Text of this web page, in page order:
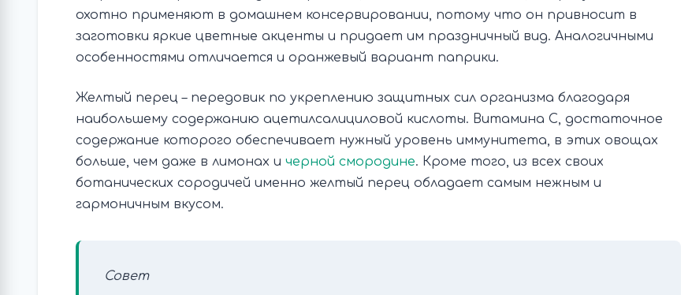
охотно применяют в домашнем консервировании, потому что он привносит в
заготовки яркие цветные акценты и придает им праздничный вид. Аналогичными
особенностями отличается и оранжевый вариант паприки.
Желтый перец – передовик по укреплению защитных сил организма благодаря
наибольшему содержанию ацетилсалициловой кислоты. Витамина С, достаточное
содержание которого обеспечивает нужный уровень иммунитета, в этих овощах
больше, чем даже в лимонах и черной смородине. Кроме того, из всех своих
ботанических сородичей именно желтый перец обладает самым нежным и
гармоничным вкусом.
Совет